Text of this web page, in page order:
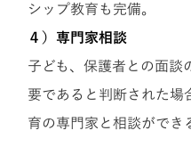
シップ教育も完備。
４）専門家相談
子ども、保護者との面談
要であると判断された場
育の専門家と相談ができ